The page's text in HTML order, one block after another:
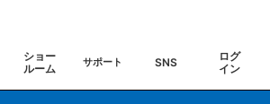
ショー
ルーム
サポート SNS
ログ
イン